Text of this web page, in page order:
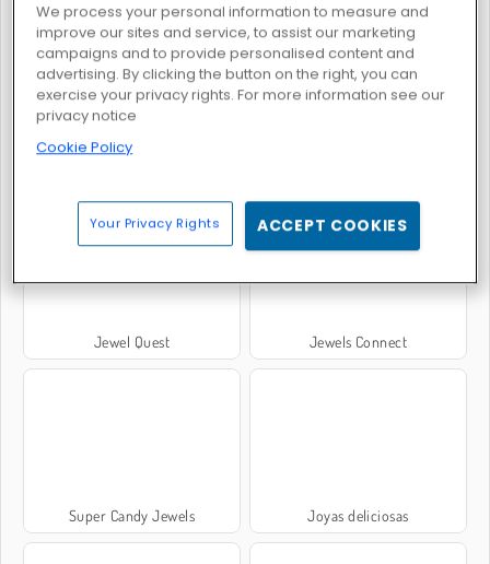
Jewel Quest Jewels Connect
Super Candy Jewels Joyas deliciosas
We process your personal information to measure and
improve our sites and service, to assist our marketing
campaigns and to provide personalised content and
advertising. By clicking the button on the right, you can
exercise your privacy rights. For more information see our
privacy notice
Cookie Policy
Your Privacy Rights ACCEPT COOKIES